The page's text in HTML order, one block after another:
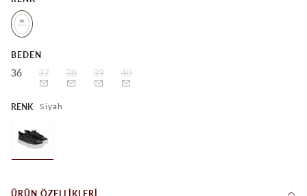
BEDEN
36 37 38 39 40
RENK Siyah
ÜRÜN ÖZELLIKLERI